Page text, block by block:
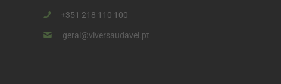
+351 218 110 100
geral@viversaudavel.pt